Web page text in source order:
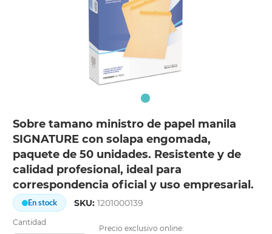
Sobre tamano ministro de papel manila
SIGNATURE con solapa engomada,
paquete de 50 unidades. Resistente y de
calidad profesional, ideal para
correspondencia oficial y uso empresarial.
En stock SKU:1201000139
Cantidad
Precio exclusivo online: